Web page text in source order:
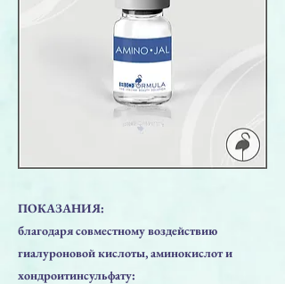
ПОКАЗАНИЯ:
благодаря совместному воздействию
гиалуроновой кислоты, аминокислот и
хондроитинсульфату: